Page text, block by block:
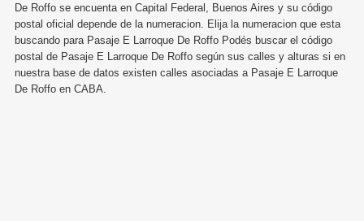
De Roffo se encuenta en Capital Federal, Buenos Aires y su código
postal oficial depende de la numeracion. Elija la numeracion que esta
buscando para Pasaje E Larroque De Roffo Podés buscar el código
postal de Pasaje E Larroque De Roffo según sus calles y alturas si en
nuestra base de datos existen calles asociadas a Pasaje E Larroque
De Roffo en CABA.